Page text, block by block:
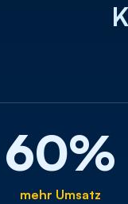
60%
mehr Umsatz